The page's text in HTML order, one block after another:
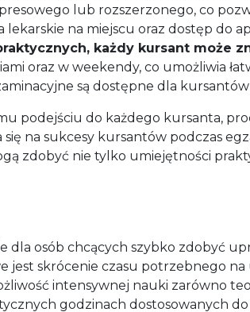
lub rozszerzonego, co
na miejscu oraz dostęp do
każdy kursant może
oraz w weekendy, co umożliwia
są dostępne dla
podejściu do każdego kursanta,
na sukcesy kursantów podczas
zdobyć nie tylko umiejętności
dla osób chcących szybko zdobyć
skrócenie czasu potrzebnego
intensywnej nauki zarówno
godzinach dostosowanych